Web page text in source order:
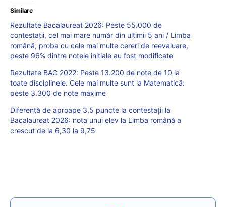
Similare
Rezultate Bacalaureat 2026: Peste 55.000 de
contestații, cel mai mare număr din ultimii 5 ani / Limba
română, proba cu cele mai multe cereri de reevaluare,
peste 96% dintre notele inițiale au fost modificate
Rezultate BAC 2022: Peste 13.200 de note de 10 la
toate disciplinele. Cele mai multe sunt la Matematică:
peste 3.300 de note maxime
Diferență de aproape 3,5 puncte la contestații la
Bacalaureat 2026: nota unui elev la Limba română a
crescut de la 6,30 la 9,75